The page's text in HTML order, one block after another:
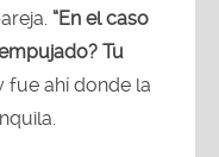
“En el caso
Tu
fue ahí donde la